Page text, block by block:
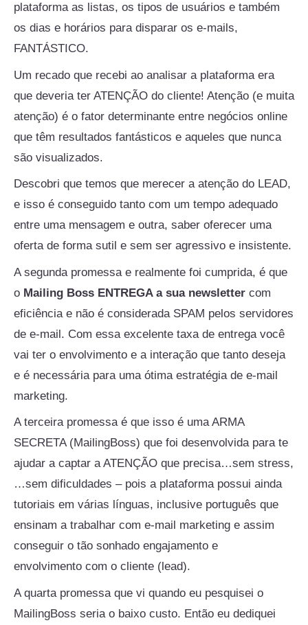
plataforma as listas, os tipos de usuários e também
os dias e horários para disparar os e-mails,
FANTÁSTICO.
Um recado que recebi ao analisar a plataforma era
que deveria ter ATENÇÃO do cliente! Atenção (e muita
atenção) é o fator determinante entre negócios online
que têm resultados fantásticos e aqueles que nunca
são visualizados.
Descobri que temos que merecer a atenção do LEAD,
e isso é conseguido tanto com um tempo adequado
entre uma mensagem e outra, saber oferecer uma
oferta de forma sutil e sem ser agressivo e insistente.
A segunda promessa e realmente foi cumprida, é que
o Mailing Boss ENTREGA a sua newsletter com
eficiência e não é considerada SPAM pelos servidores
de e-mail. Com essa excelente taxa de entrega você
vai ter o envolvimento e a interação que tanto deseja
e é necessária para uma ótima estratégia de e-mail
marketing.
A terceira promessa é que isso é uma ARMA
SECRETA (MailingBoss) que foi desenvolvida para te
ajudar a captar a ATENÇÃO que precisa…sem stress,
…sem dificuldades – pois a plataforma possui ainda
tutoriais em várias línguas, inclusive português que
ensinam a trabalhar com e-mail marketing e assim
conseguir o tão sonhado engajamento e
envolvimento com o cliente (lead).
A quarta promessa que vi quando eu pesquisei o
MailingBoss seria o baixo custo. Então eu dediquei